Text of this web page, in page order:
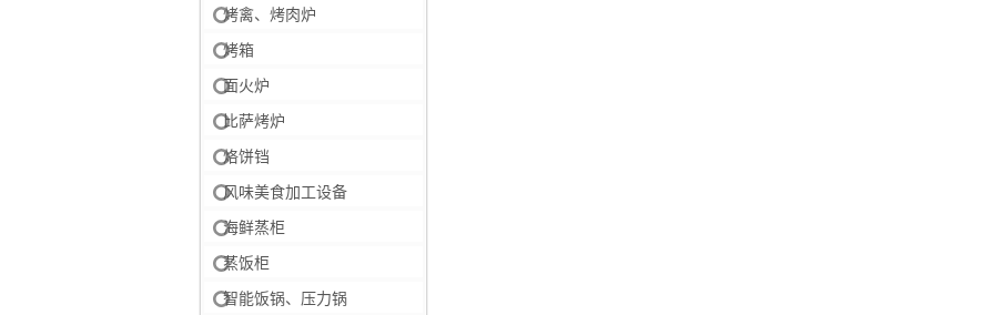
烤禽、烤肉炉
烤箱
面火炉
比萨烤炉
烙饼铛
风味美食加工设备
海鲜蒸柜
蒸饭柜
智能饭锅、压力锅